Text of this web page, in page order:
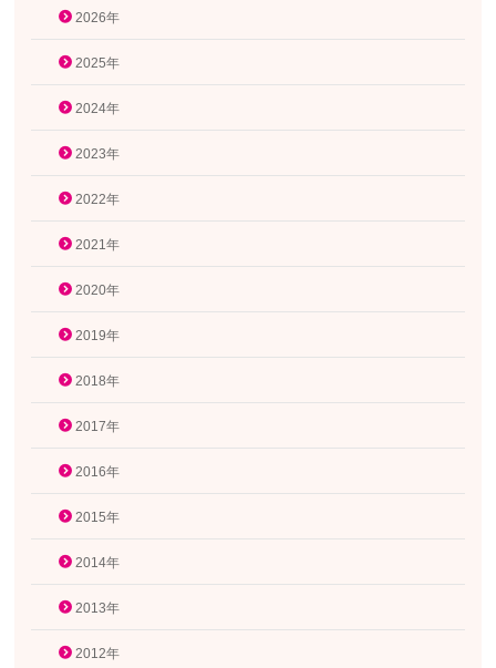
2026年
2025年
2024年
2023年
2022年
2021年
2020年
2019年
2018年
2017年
2016年
2015年
2014年
2013年
2012年